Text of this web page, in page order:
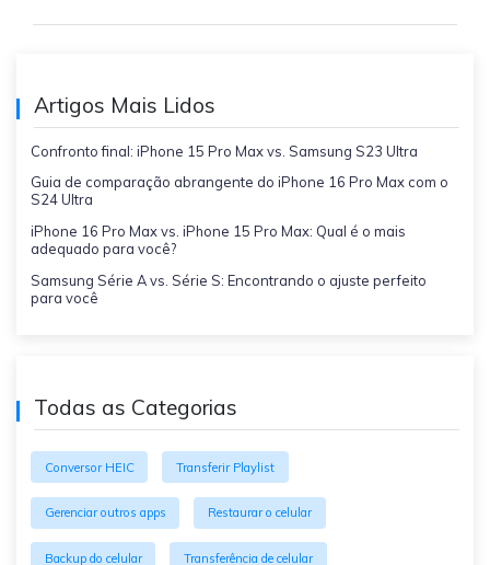
Artigos Mais Lidos
Confronto final: iPhone 15 Pro Max vs. Samsung S23 Ultra
Guia de comparação abrangente do iPhone 16 Pro Max com o
S24 Ultra
iPhone 16 Pro Max vs. iPhone 15 Pro Max: Qual é o mais
adequado para você?
Samsung Série A vs. Série S: Encontrando o ajuste perfeito
para você
Todas as Categorias
Conversor HEIC Transferir Playlist
Gerenciar outros apps Restaurar o celular
Backup do celular Transferência de celular